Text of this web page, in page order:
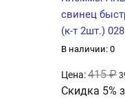
свинец
(к-т 2шт.) 028
В наличии: 0
Цена:415 ₽
Скидка 5%